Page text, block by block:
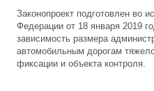
Законопроект подготовлен во
Федерации от 18 января 2019
зависимость размера
автомобильным дорогам
фиксации и объекта контроля.